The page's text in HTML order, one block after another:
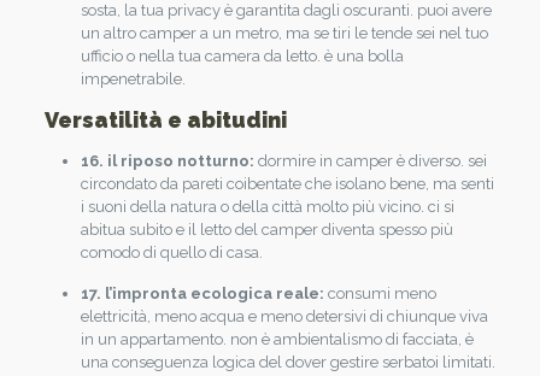
sosta, la tua privacy è garantita dagli oscuranti. puoi avere
un altro camper a un metro, ma se tiri le tende sei nel tuo
ufficio o nella tua camera da letto. è una bolla
impenetrabile.
Versatilità e abitudini
16. il riposo notturno: dormire in camper è diverso. sei
circondato da pareti coibentate che isolano bene, ma senti
i suoni della natura o della città molto più vicino. ci si
abitua subito e il letto del camper diventa spesso più
comodo di quello di casa.
17. l’impronta ecologica reale: consumi meno
elettricità, meno acqua e meno detersivi di chiunque viva
in un appartamento. non è ambientalismo di facciata, è
una conseguenza logica del dover gestire serbatoi limitati.